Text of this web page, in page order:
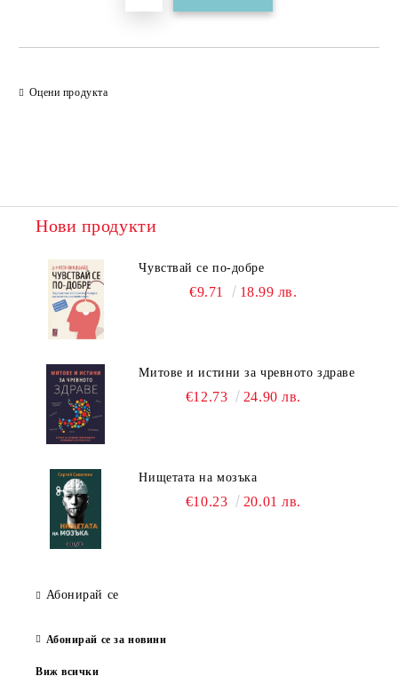
Оцени продукта
Нови продукти
Чувствай се по-добре
€9.71 18.99 лв.
Митове и истини за чревното здраве
€12.73 24.90 лв.
Нищетата на мозъка
€10.23 20.01 лв.
Абонирай се
Абонирай се за новини
Виж всички